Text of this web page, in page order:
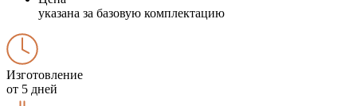
указана за базовую комплектацию
Изготовление
от 5 дней